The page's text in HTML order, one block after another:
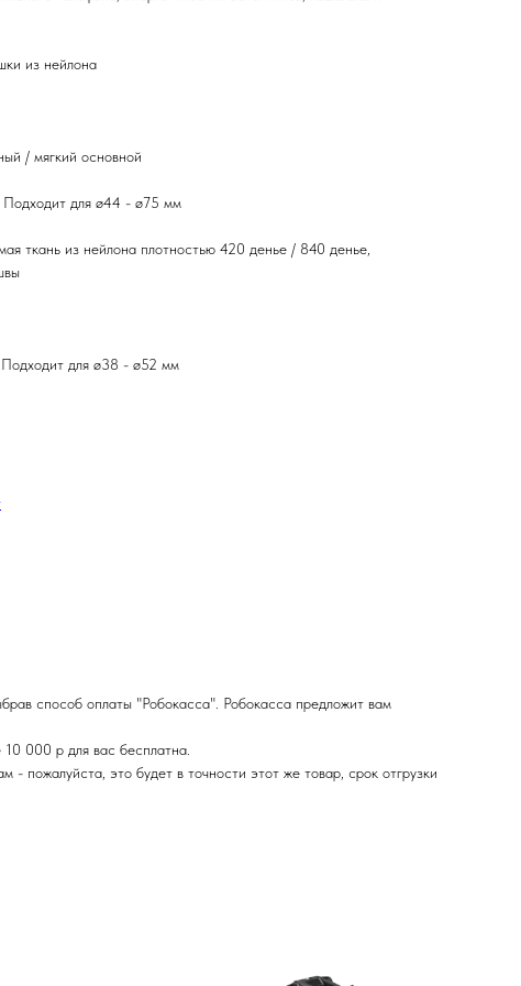
из нейлона
/ мягкий основной
для ø44 - ø75 мм
ткань из нейлона плотностью 420 денье / 840 денье,
для ø38 - ø52 мм
способ оплаты "Робокасса". Робокасса предложит вам
000 р для вас бесплатна.
это будет в точности этот же товар, срок отгрузки